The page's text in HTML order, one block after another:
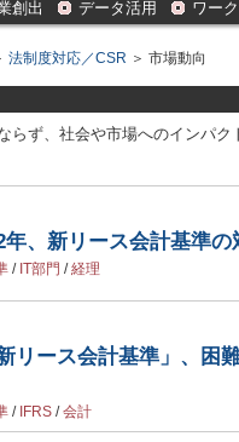
創出 データ活用 ワー
法制度対応／CSR ＞ 市場動向
らず、社会や市場へのインパ
年、新リース会計基準
/ IT部門 /経理
リース会計基準」、困
/ IFRS /会計